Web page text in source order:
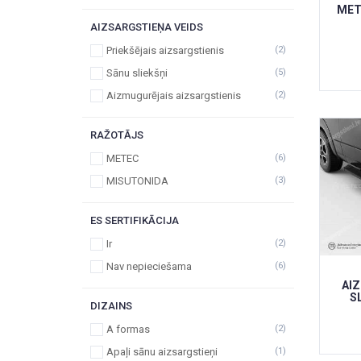
AIZSARGSTIEŅA VEIDS
Priekšējais aizsargstienis
(2)
Sānu sliekšņi (5)
Aizmugurējais aizsargstienis (2)
RAŽOTĀJS
METEC
(6)
MISUTONIDA (3)
ES SERTIFIKĀCIJA
Ir
(2)
Nav nepieciešama (6)
DIZAINS
A formas
(2)
Apaļi sānu aizsargstieņi (1)